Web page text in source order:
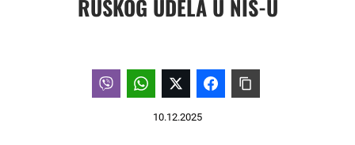
RUSKOG UDELA U NIS-U
10.12.2025